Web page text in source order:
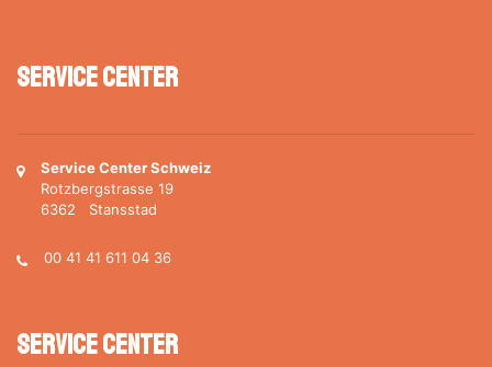
Service Center
Service Center Schweiz
Rotzbergstrasse 19
6362 Stansstad
00 41 41 611 04 36
Service Center